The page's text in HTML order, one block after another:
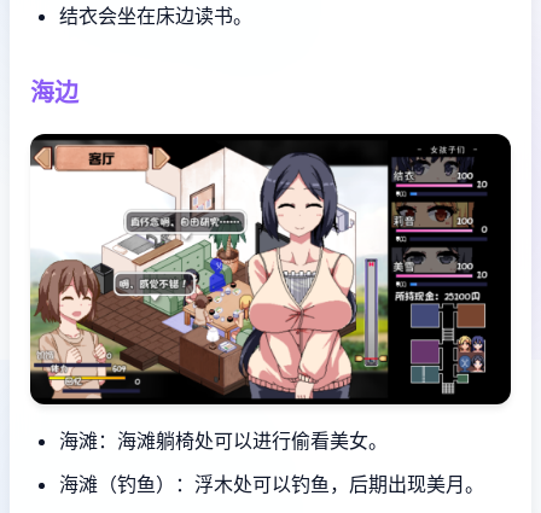
结衣会坐在床边读书。
海边
海滩：海滩躺椅处可以进行偷看美女。
海滩（钓鱼）：浮木处可以钓鱼，后期出现美月。